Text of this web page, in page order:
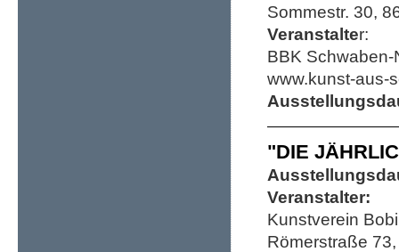
Sommestr. 30,
Veranstalter:
BBK Schwaben-
www.kunst-aus-
"DIE
Veranstalter:
Kunstverein
Römerstraße